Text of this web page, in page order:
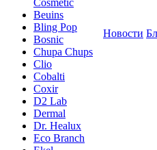
Cosmetic
Beuins
Bling Pop
Bosnic
Chupa Chups
Clio
Cobalti
Coxir
D2 Lab
Dermal
Dr. Healux
Eco Branch
Новости